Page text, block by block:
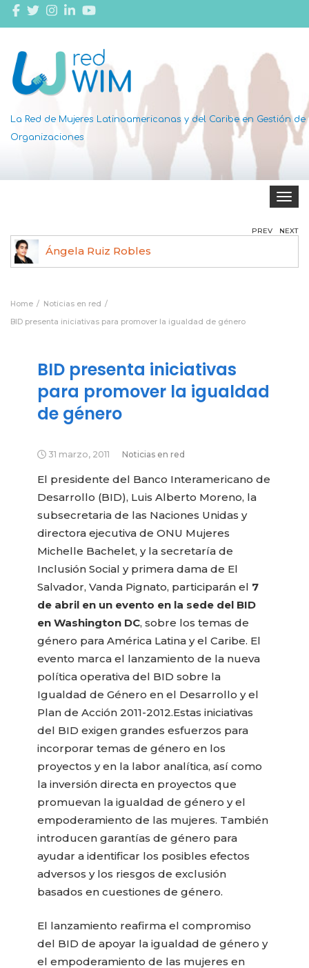
La Red de Mujeres Latinoamericanas y del Caribe en Gestión de
Organizaciones
Toggle
Ángela Ruiz Robles
PREV NEXT
Home
Noticias en red
BID presenta iniciativas para promover la igualdad de género
BID presenta iniciativas
para promover la igualdad
de género
31 marzo, 2011 Noticias en red
El presidente del Banco Interamericano de
Desarrollo (BID), Luis Alberto Moreno, la
subsecretaria de las Naciones Unidas y
directora ejecutiva de ONU Mujeres
Michelle Bachelet, y la secretaría de
Inclusión Social y primera dama de El
Salvador, Vanda Pignato, participarán el 7
de abril en un evento en la sede del BID
en Washington DC, sobre los temas de
género para América Latina y el Caribe. El
evento marca el lanzamiento de la nueva
política operativa del BID sobre la
Igualdad de Género en el Desarrollo y el
Plan de Acción 2011-2012.Estas iniciativas
del BID exigen grandes esfuerzos para
incorporar temas de género en los
proyectos y en la labor analítica, así como
la inversión directa en proyectos que
promuevan la igualdad de género y el
empoderamiento de las mujeres. También
introducen garantías de género para
ayudar a identificar los posibles efectos
adversos y los riesgos de exclusión
basados en cuestiones de género.
El lanzamiento reafirma el compromiso
del BID de apoyar la igualdad de género y
el empoderamiento de las mujeres en